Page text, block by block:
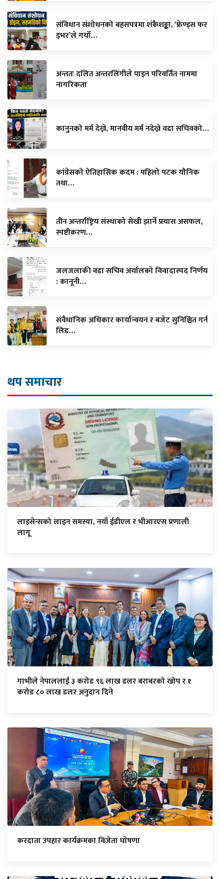
संविधान संशोधनको बहसपत्रमा शंकैशङ्का, ‘फ्रेण्ड्स फर
इभर’ले गर्यो…
अन्ततः दलित अन्तरलिंगीले पाइन परिवर्तित नाममा
नागरिकता
कानुनको मर्म देख्ने, मानवीय मर्म नदेख्ने वडा सचिवको…
कांग्रेसको ऐतिहासिक कदम : पहिलो पटक यौनिक
तथा…
तीन अन्तर्राष्ट्रिय संस्थाको सेखी झार्ने प्रयास असफल,
स्पष्टीकरण…
जलजलाकी वडा सचिव अर्यालको विवादास्पद निर्णय
: कानूनी…
संवैधानिक अधिकार कार्यान्वयन र बजेट सुनिश्चित गर्न
लिड…
थप समाचार
लाइसेन्सको लाइन समस्या, नयाँ ईडीएल र भीआरएस प्रणाली
लागू
गाभीले नेपाललाई ३ करोड ९६ लाख डलर बराबरको खोप र १
करोड ८० लाख डलर अनुदान दिने
करदाता उपहार कार्यक्रमका विजेता घाेषणा